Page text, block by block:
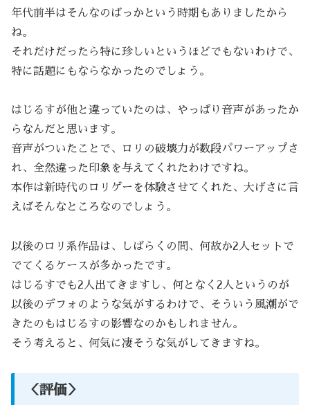
年代前半はそんなのばっかという時期もありましたから
ね。
それだけだったら特に珍しいというほどでもないわけで、
特に話題にもならなかったのでしょう。
はじるすが他と違っていたのは、やっぱり音声があったか
らなんだと思います。
音声がついたことで、ロリの破壊力が数段パワーアップさ
れ、全然違った印象を与えてくれたわけですね。
本作は新時代のロリゲーを体験させてくれた、大げさに言
えばそんなところなのでしょう。
以後のロリ系作品は、しばらくの間、何故か2人セットで
でてくるケースが多かったです。
はじるすでも2人出てきますし、何となく2人というのが
以後のデフォのような気がするわけで、そういう風潮がで
きたのもはじるすの影響なのかもしれません。
そう考えると、何気に凄そうな気がしてきますね。
＜評価＞